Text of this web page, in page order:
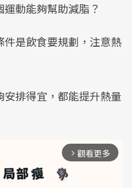
動能夠幫助減脂？
是飲食要規劃，注意熱
排得宜，都能提升熱量
arrow_forward_ios 觀看更多